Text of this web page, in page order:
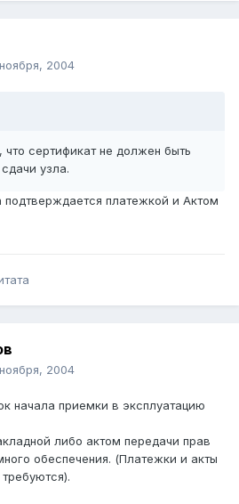
2004
сертификат не должен быть
узла.
платежкой и Актом
2004
начала приемки в эксплуатацию
либо актом передачи прав
обеспечения. (Платежки и акты